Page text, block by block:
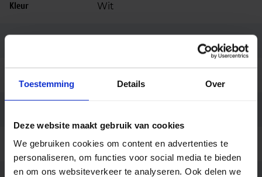
Toestemming Details Over
Deze website maakt gebruik van cookies
We gebruiken cookies om content en advertenties te
personaliseren, om functies voor social media te bieden
en om ons websiteverkeer te analyseren. Ook delen we
Kleur Wit
Code LU048437